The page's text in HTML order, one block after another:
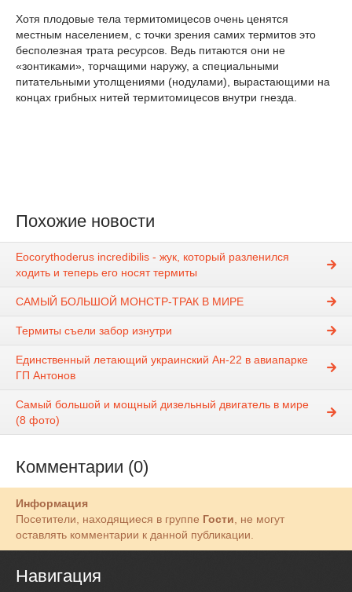
Хотя плодовые тела термитомицесов очень ценятся
местным населением, с точки зрения самих термитов это
бесполезная трата ресурсов. Ведь питаются они не
«зонтиками», торчащими наружу, а специальными
питательными утолщениями (нодулами), вырастающими на
концах грибных нитей термитомицесов внутри гнезда.
Похожие новости
Eocorythoderus incredibilis - жук, который разленился
ходить и теперь его носят термиты
САМЫЙ БОЛЬШОЙ МОНСТР-ТРАК В МИРЕ
Термиты съели забор изнутри
Единственный летающий украинский Ан-22 в авиапарке
ГП Антонов
Самый большой и мощный дизельный двигатель в мире
(8 фото)
Комментарии (0)
Информация
Посетители, находящиеся в группе Гости, не могут
оставлять комментарии к данной публикации.
Навигация